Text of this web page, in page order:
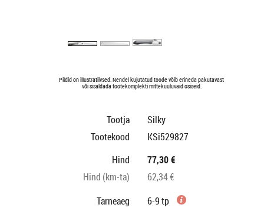
Pildid on illustratiivsed. Nendel kujutatud toode võib erineda pakutavast
või sisaldada tootekomplekti mittekuuluvaid osiseid.
Tootja
Silky
Tootekood
KSi529827
Hind
77,30 €
Hind (km-ta)
62,34 €
Tarneaeg
6-9 tp